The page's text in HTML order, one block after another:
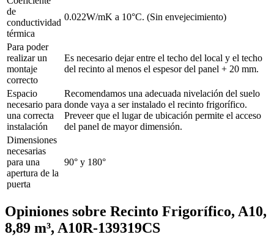
de
conductividad
térmica
0.022W/mK a 10°C. (Sin envejecimiento)
Para poder
realizar un
montaje
correcto
Es necesario dejar entre el techo del local y el techo
del recinto al menos el espesor del panel + 20 mm.
Espacio
necesario para
una correcta
instalación
Recomendamos una adecuada nivelación del suelo
donde vaya a ser instalado el recinto frigorífico.
Preveer que el lugar de ubicación permite el acceso
del panel de mayor dimensión.
Dimensiones
necesarias
para una
apertura de la
puerta
90° y 180°
Opiniones sobre Recinto Frigorífico, A10,
8,89 m³, A10R-139319CS